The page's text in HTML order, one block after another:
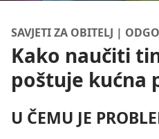
SAVJETI ZA OBITELJ |
Kako naučiti
poštuje kućna
U ČEMU JE